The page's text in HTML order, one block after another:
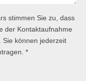
stimmen Sie zu, dass
der Kontaktaufnahme
Sie können jederzeit